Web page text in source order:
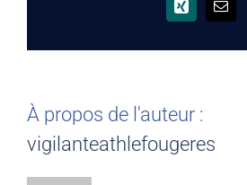
Xing Email
À propos de l'auteur :
vigilanteathlefougeres